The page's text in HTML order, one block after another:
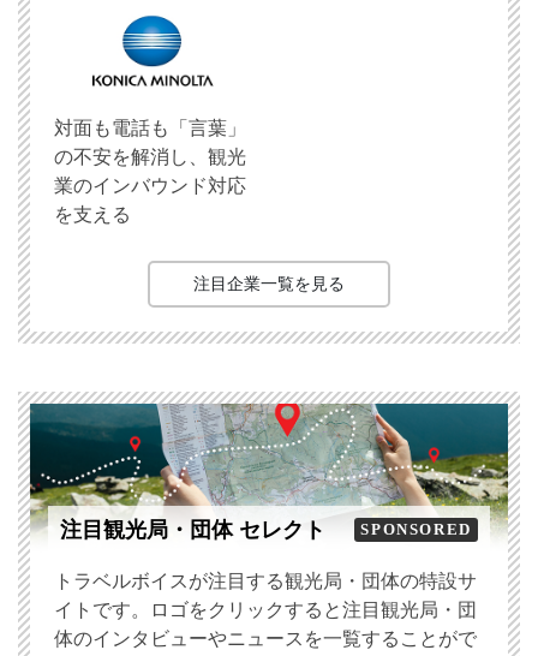
対面も電話も「言葉」
の不安を解消し、観光
業のインバウンド対応
を支える
注目企業一覧を見る
注目観光局・団体 セレクト SPONSORED
トラベルボイスが注目する観光局・団体の特設サ
イトです。ロゴをクリックすると注目観光局・団
体のインタビューやニュースを一覧することがで